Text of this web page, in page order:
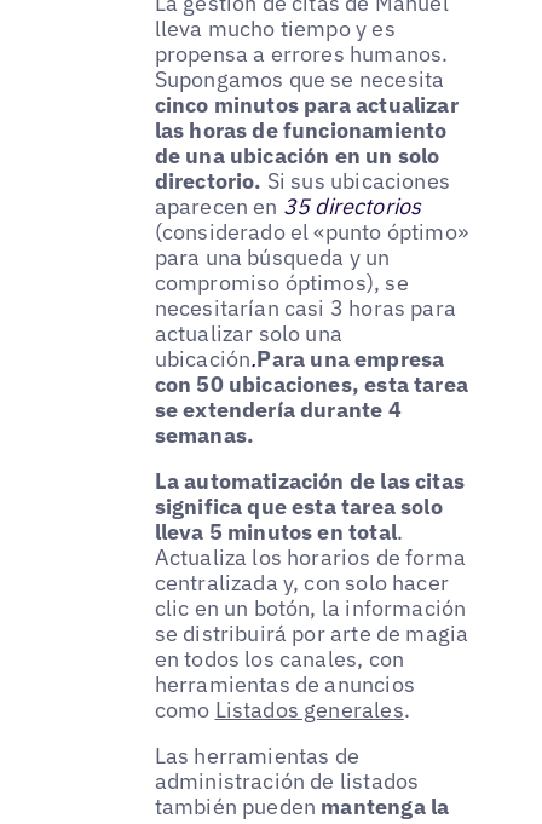
lleva mucho tiempo y es
propensa a errores humanos.
Supongamos que se necesita
cinco minutos para actualizar
las horas de funcionamiento
de una ubicación en un solo
directorio. Si sus ubicaciones
aparecen en 35 directorios
(considerado el «punto óptimo»
para una búsqueda y un
compromiso óptimos), se
necesitarían casi 3 horas para
actualizar solo una
ubicación.Para una empresa
con 50 ubicaciones, esta tarea
se extendería durante 4
semanas.
La automatización de las citas
significa que esta tarea solo
lleva 5 minutos en total.
Actualiza los horarios de forma
centralizada y, con solo hacer
clic en un botón, la información
se distribuirá por arte de magia
en todos los canales, con
herramientas de anuncios
como Listados generales.
Las herramientas de
administración de listados
también pueden mantenga la